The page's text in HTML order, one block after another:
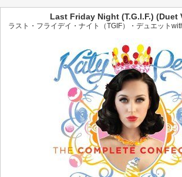
Last Friday Night (T.G.I.F.) (Duet
ラスト・フライデイ・ナイト（TGIF）・デュエット